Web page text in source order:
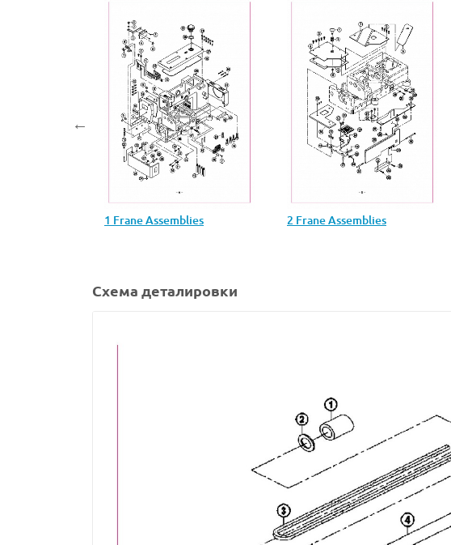
1 Frane Assemblies 2 Frane Assemblies
Схема деталировки